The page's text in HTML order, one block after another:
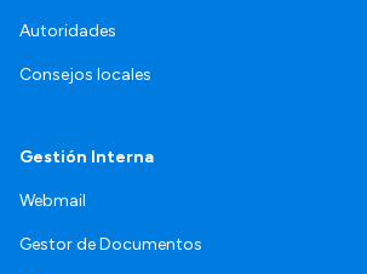
Autoridades
Consejos locales
Gestión Interna
Webmail
Gestor de Documentos